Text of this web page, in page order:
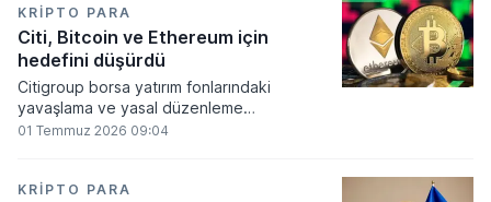
KRIPTO PARA
Citi, Bitcoin ve Ethereum için
hedefini düşürdü
Citigroup borsa yatırım fonlarındaki
yavaşlama ve yasal düzenleme
beklentilerinin zayıflaması üzerine kripto
01 Temmuz 2026 09:04
KRIPTO PARA